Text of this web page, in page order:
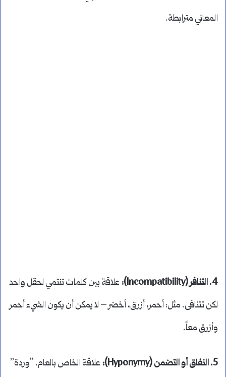
المعاني مترابطة.
4. التنافر (Incompatibility):
علاقة بين كلمات تنتمي لحقل واحد
لكن تتنافى. مثل: أحمر، أزرق، أخضر – لا يمكن أن يكون الشيء أحمر
وأزرق معاً.
5. النفاق أو التضمن (Hyponymy):
علاقة الخاص بالعام. “وردة”